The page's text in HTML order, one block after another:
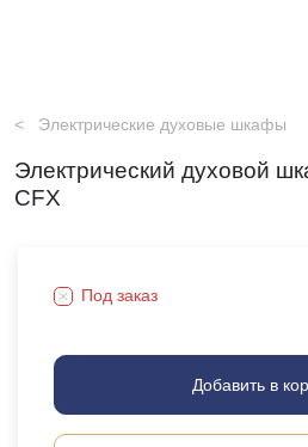
Электрические духовые шкафы
Электрический духовой
CFX
Под заказ
Добавить в